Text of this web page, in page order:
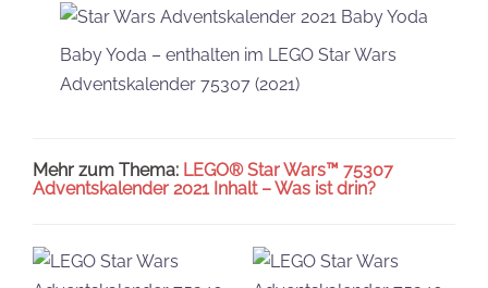
Baby Yoda – enthalten im LEGO Star Wars
Adventskalender 75307 (2021)
Mehr zum Thema: LEGO® Star Wars™ 75307
Adventskalender 2021 Inhalt – Was ist drin?